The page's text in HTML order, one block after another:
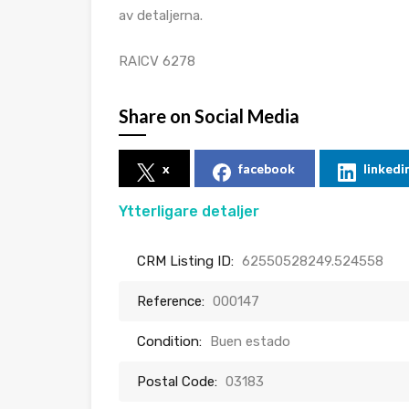
av detaljerna.
RAICV 6278
Share on Social Media
x facebook
Ytterligare detaljer
CRM Listing ID: 62550528249.524558
Reference: 000147
Condition: Buen estado
Postal Code: 03183